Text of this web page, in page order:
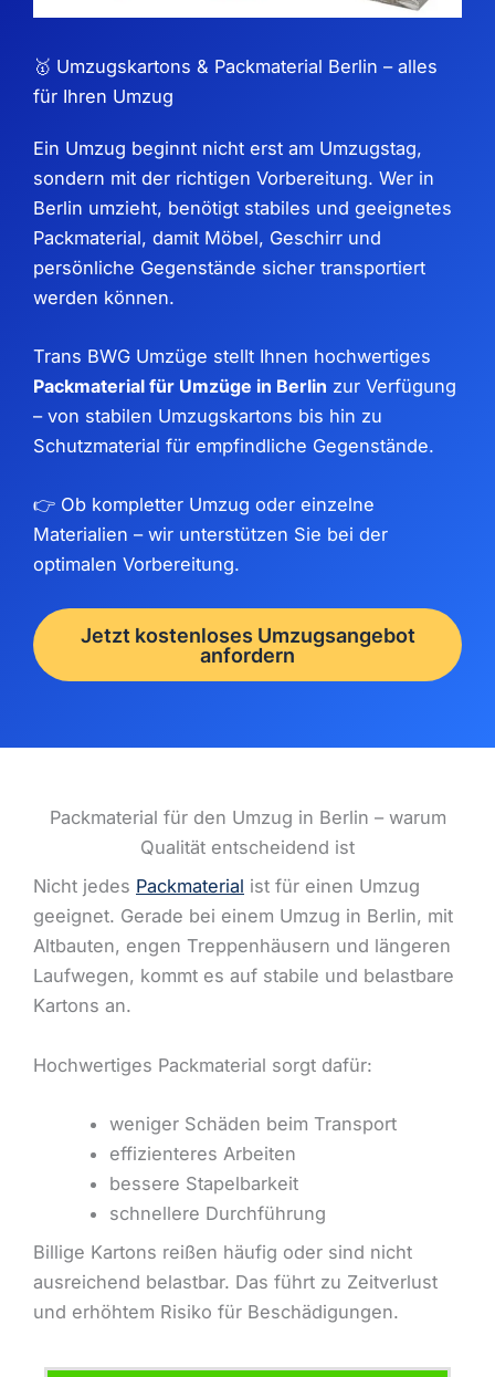
🥇 Umzugskartons & Packmaterial Berlin – alles
für Ihren Umzug
Ein Umzug beginnt nicht erst am Umzugstag,
sondern mit der richtigen Vorbereitung. Wer in
Berlin umzieht, benötigt stabiles und geeignetes
Packmaterial, damit Möbel, Geschirr und
persönliche Gegenstände sicher transportiert
werden können.
Trans BWG Umzüge stellt Ihnen hochwertiges
Packmaterial für Umzüge in Berlin zur Verfügung
– von stabilen Umzugskartons bis hin zu
Schutzmaterial für empfindliche Gegenstände.
👉 Ob kompletter Umzug oder einzelne
Materialien – wir unterstützen Sie bei der
optimalen Vorbereitung.
Jetzt kostenloses Umzugsangebot
anfordern
Packmaterial für den Umzug in Berlin – warum
Qualität entscheidend ist
Nicht jedes Packmaterial ist für einen Umzug
geeignet. Gerade bei einem Umzug in Berlin, mit
Altbauten, engen Treppenhäusern und längeren
Laufwegen, kommt es auf stabile und belastbare
Kartons an.
Hochwertiges Packmaterial sorgt dafür:
weniger Schäden beim Transport
effizienteres Arbeiten
bessere Stapelbarkeit
schnellere Durchführung
Billige Kartons reißen häufig oder sind nicht
ausreichend belastbar. Das führt zu Zeitverlust
und erhöhtem Risiko für Beschädigungen.